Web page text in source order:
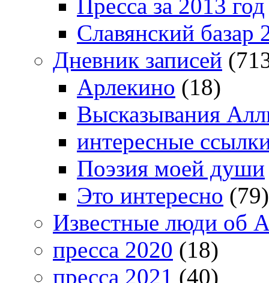
Пресса за 2013 год
Славянский базар
Дневник записей
Арлекино (18)
Высказывания
интересные
Поэзия моей души
Это интересно (79)
Известные люди об
пресса 2020 (18)
пресса 2021 (40)